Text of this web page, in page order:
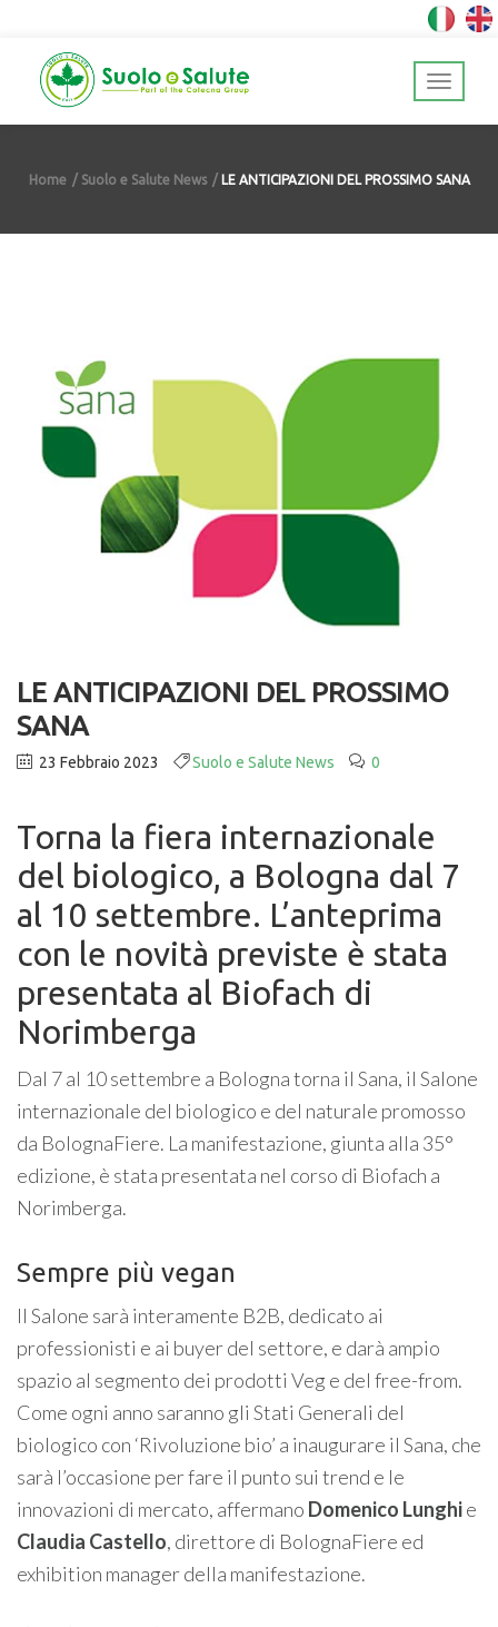
Home Suolo e Salute News LE ANTICIPAZIONI DEL PROSSIMO SANA
LE ANTICIPAZIONI DEL PROSSIMO
SANA
23 Febbraio 2023 Suolo e Salute News 0
Torna la fiera internazionale
del biologico, a Bologna dal 7
al 10 settembre. L’anteprima
con le novità previste è stata
presentata al Biofach di
Norimberga
Dal 7 al 10 settembre a Bologna torna il Sana, il Salone
internazionale del biologico e del naturale promosso
da BolognaFiere. La manifestazione, giunta alla 35°
edizione, è stata presentata nel corso di Biofach a
Norimberga.
Sempre più vegan
Il Salone sarà interamente B2B, dedicato ai
professionisti e ai buyer del settore, e darà ampio
spazio al segmento dei prodotti Veg e del free-from.
Come ogni anno saranno gli Stati Generali del
biologico con ‘Rivoluzione bio’ a inaugurare il Sana, che
sarà l’occasione per fare il punto sui trend e le
innovazioni di mercato, affermano Domenico Lunghie
Claudia Castello, direttore di BolognaFiere ed
exhibition manager della manifestazione.